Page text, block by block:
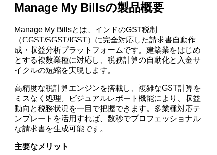
Manage My Billsの製品概要
Manage My Billsとは、インドのGST税制
（CGST/SGST/IGST）に完全対応した請求書自動作
成・収益分析プラットフォームです。建築業をはじめ
とする複数業種に対応し、税務計算の自動化と入金サ
イクルの短縮を実現します。
高精度な税計算エンジンを搭載し、複雑なGST計算を
ミスなく処理。ビジュアルレポート機能により、収益
動向と税務状況を一目で把握できます。多業種対応テ
ンプレートを活用すれば、数秒でプロフェッショナル
な請求書を生成可能です。
主要なメリット